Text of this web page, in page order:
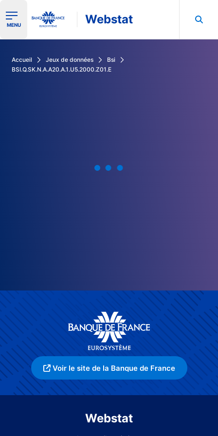
Ouvrir le menu de navigation
MENU Webstat
Accueil Jeux de données
Bsi
BSI.Q.SK.N.A.A20.A.1.U5.2000.Z01.E
Voir le site de la Banque de France
Webstat